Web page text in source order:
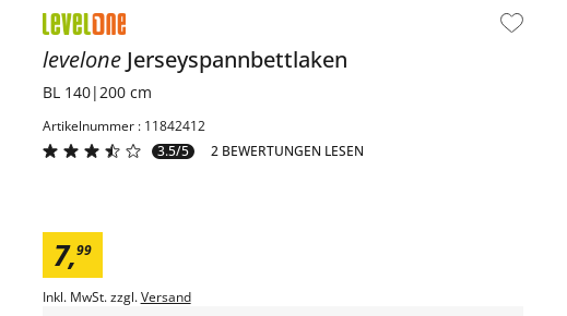
Inhalt der Seitenleiste überspringen - Zum Seitenende
levelone Jerseyspannbettlaken
BL 140|200 cm
Artikelnummer : 11842412
3.5/5
2 BEWERTUNGEN LESEN
7,99
Inkl. MwSt. zzgl.Versand